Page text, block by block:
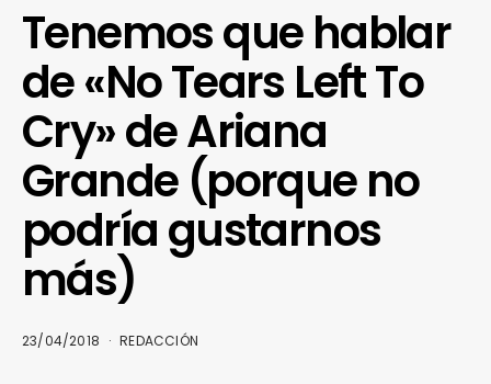
Tenemos que hablar
de «No Tears Left To
Cry» de Ariana
Grande (porque no
podría gustarnos
más)
23/04/2018 REDACCIÓN